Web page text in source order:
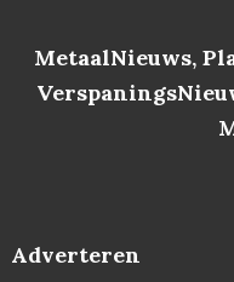
MetaalNieuws,
Adverteren